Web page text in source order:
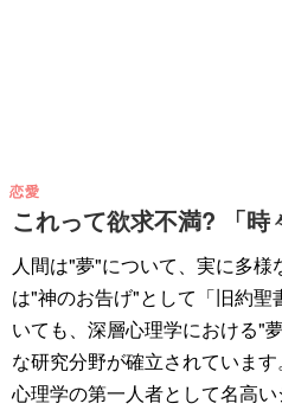
これって欲求不満? 「時
恋愛
人間は"夢"について、実に多様
は"神のお告げ"として「旧約
いても、深層心理学における"
な研究分野が確立されています。
心理学の第一人者として名高